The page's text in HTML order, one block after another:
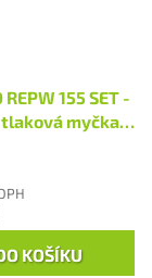
155 SET -
myčka
KOŠÍKU